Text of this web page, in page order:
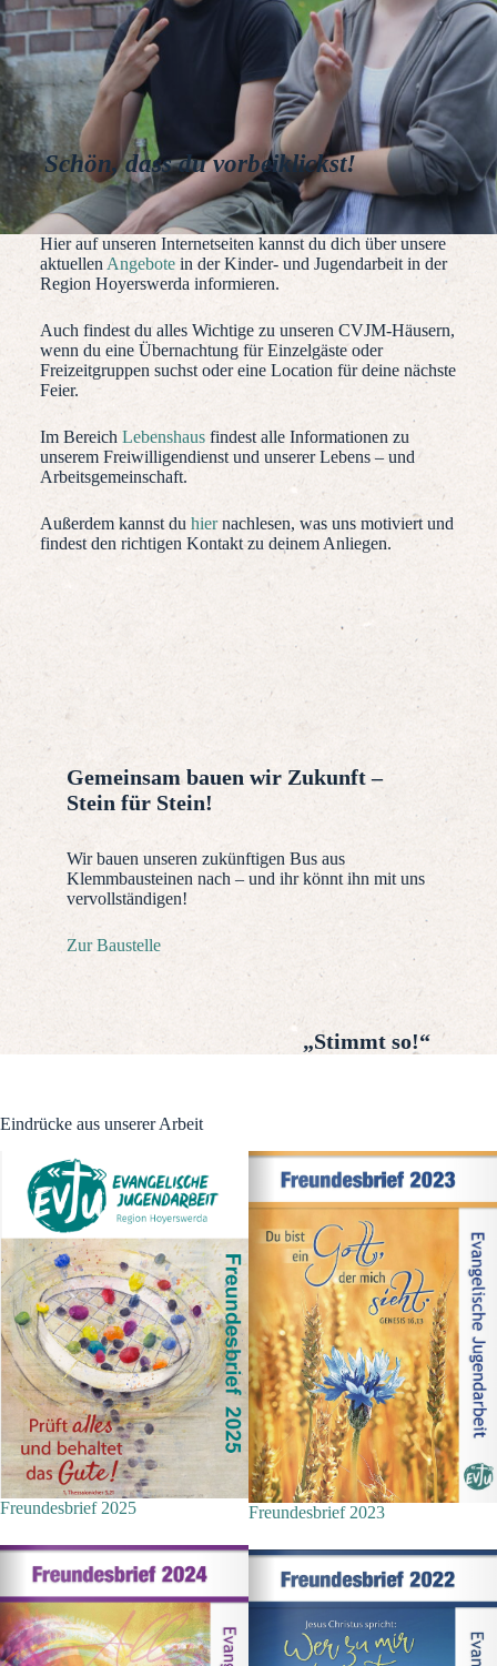
Schön, dass du vorbeiklickst!
Hier auf unseren Internetseiten kannst du dich über unsere
aktuellen Angebote in der Kinder- und Jugendarbeit in der
Region Hoyerswerda informieren.
Auch findest du alles Wichtige zu unseren CVJM-Häusern,
wenn du eine Übernachtung für Einzelgäste oder
Freizeitgruppen suchst oder eine Location für deine nächste
Feier.
Im Bereich Lebenshaus findest alle Informationen zu
unserem Freiwilligendienst und unserer Lebens – und
Arbeitsgemeinschaft.
Außerdem kannst du hiernachlesen, was uns motiviert und
findest den richtigen Kontakt zu deinem Anliegen.
Gemeinsam bauen wir Zukunft –
Stein für Stein!
Wir bauen unseren zukünftigen Bus aus
Klemmbausteinen nach – und ihr könnt ihn mit uns
vervollständigen!
Zur Baustelle
„Stimmt so!“
Eindrücke aus unserer Arbeit
Freundesbrief 2025 Freundesbrief 2023